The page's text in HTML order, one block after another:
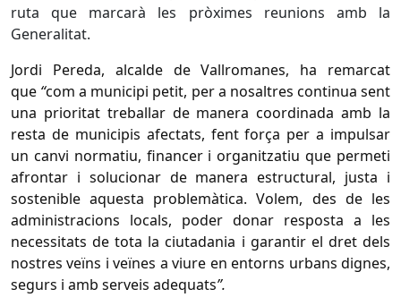
ruta que marcarà les pròximes reunions amb la
Generalitat.
Jordi Pereda, alcalde de Vallromanes, ha remarcat
que “com a municipi petit, per a nosaltres continua sent
una prioritat treballar de manera coordinada amb la
resta de municipis afectats, fent força per a impulsar
un canvi normatiu, financer i organitzatiu que permeti
afrontar i solucionar de manera estructural, justa i
sostenible aquesta problemàtica. Volem, des de les
administracions locals, poder donar resposta a les
necessitats de tota la ciutadania i garantir el dret dels
nostres veïns i veïnes a viure en entorns urbans dignes,
segurs i amb serveis adequats”.